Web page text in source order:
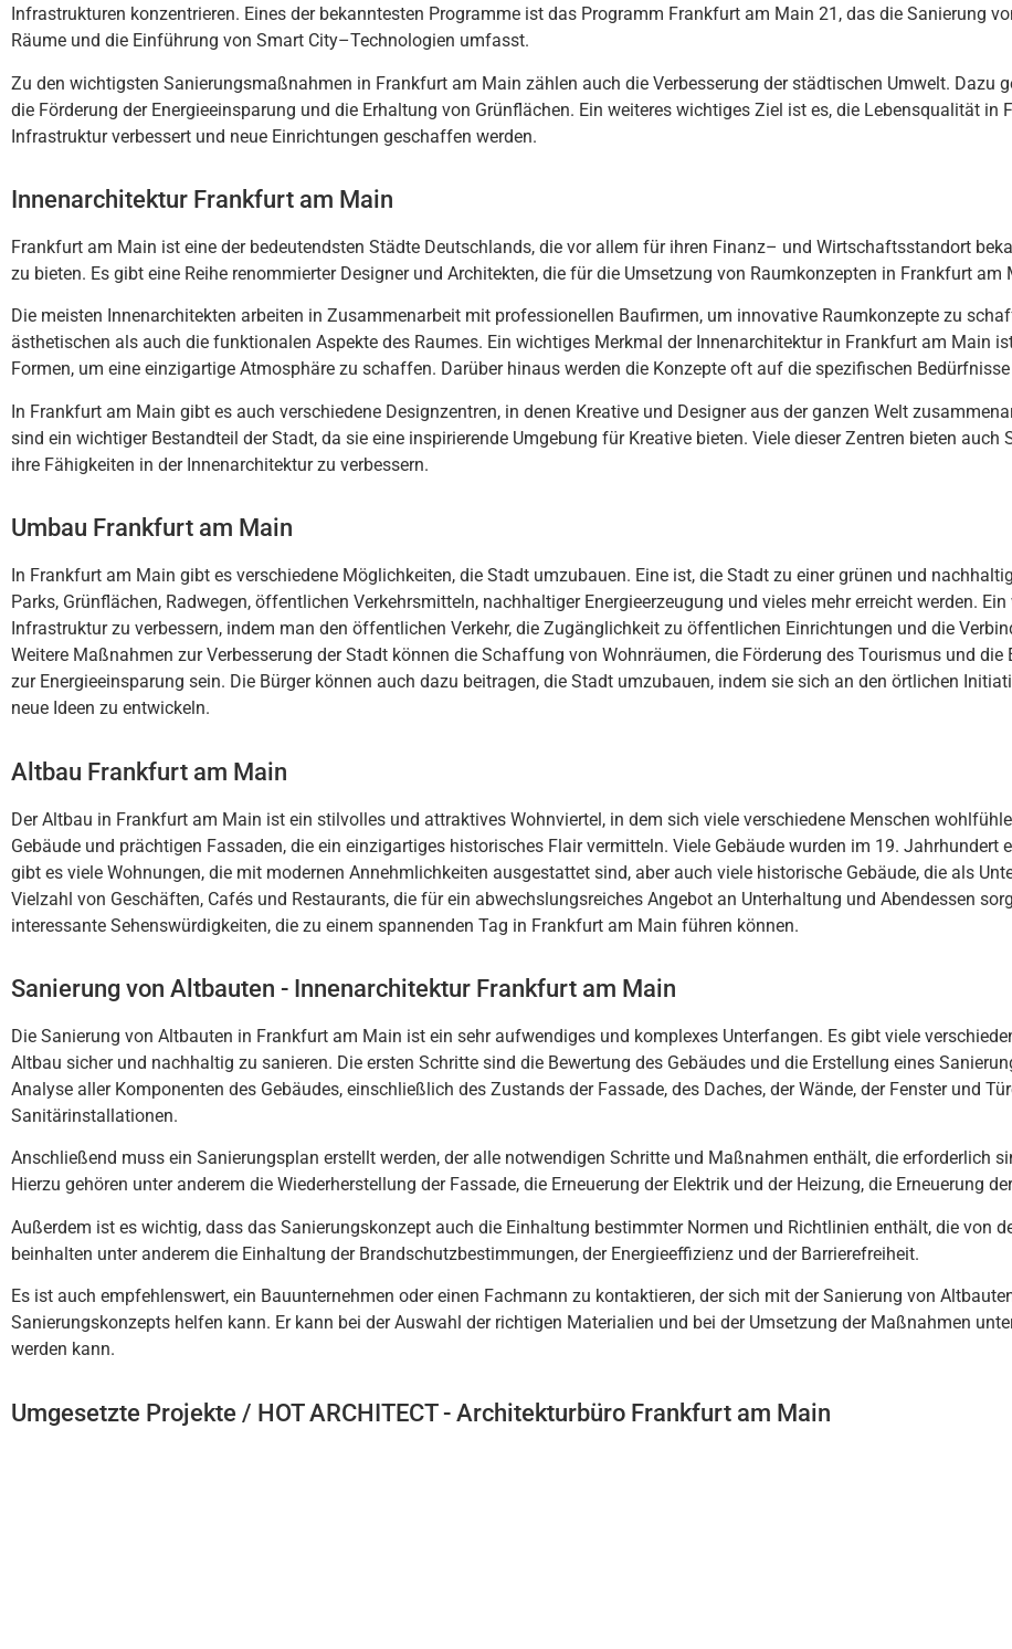
Infrastrukturen konzentrieren. Eines derbekanntesten Programme ist das Programm Frankfurt am Main 21 , das die Sanierung
Räume und die Einführung von Smart City–Technologien umfasst.
Zu den wichtigsten Sanierungsmaßnahmen in Frankfurt am Main zählen auch die Verbesserung derstädtischen Umwelt. Dazu
die Förderung derEnergieeinsparung und die Erhaltung von Grünflächen. Ein weiteres wichtiges Ziel ist es, die Lebensqualität in
Infrastrukturverbessert und neue Einrichtungen geschaffen werden.
Innenarchitektur Frankfurt am Main
Frankfurt am Main ist eine derbedeutendsten Städte Deutschlands, die vorallem fürihren Finanz– und Wirtschaftsstandort be
zu bieten. Es gibt eine Reihe renommierterDesignerund Architekten, die fürdie Umsetzung von Raumkonzepten in Frankfurt am
Die meisten Innenarchitekten arbeiten in Zusammenarbeit mit professionellen Baufirmen, um innovative Raumkonzepte zu sch
ästhetischen al s auch die funktional en Aspekte des Raumes. Ein wichtiges Merkmal derInnenarchitekturin Frankfurt am Main is
Formen, um eine einzigartige Atmosphäre zu schaffen. Darüberhinaus werden die Konzepte oft auf die spezifischen Bedürfnisse
In Frankfurt am Main gibt es auch verschiedene Designzentren, in denen Kreative und Designeraus derganzen Welt zusammen
sind ein wichtigerBestandteil derStadt, da sie eine inspirierende Umgebung fürKreative bieten. Viele dieserZentren bieten auch
ihre Fähigkeiten in derInnenarchitekturzu verbessern.
Umbau Frankfurt am Main
In Frankfurt am Main gibt es verschiedene Mögl ichkeiten, die Stadt umzubauen. Eine ist, die Stadt zu einergrünen und nachhalt
Parks, Grünflächen, Radwegen, öffent lichen Verkehrsmitteln, nachhaltigerEnergieerzeugung und viel es mehrerreicht werden. Ein
Infrastrukturzu verbessern, indem man den öffent lichen Verkehr, die Zugäng lichkeit zu öffent lichen Einrichtungen und die Ver
Weitere Maßnahmen zurVerbesserung derStadt können die Schaffung von Wohnräumen, die Förderung des Tourismus und die
zurEnergieeinsparung sein. Die Bürgerkönnen auch dazu beitragen, die Stadt umzubauen, indem sie sich an den ört lichen Initiat
neue Ideen zu entwickel n.
Altbau Frankfurt am Main
DerAltbau in Frankfurt am Main ist ein stilvolles und attraktives Wohnviertel, in dem sich viele verschiedene Menschen wohlfüh
Gebäude und prächtigen Fassaden, die ein einzigartiges historisches Flairvermitteln. Viele Gebäude wurden im 19. Jahrhundert
gibt es viele Wohnungen, die mit modernen Annehmlichkeiten ausgestattet sind, aberauch viele historische Gebäude, die als Un
Vielzahl von Geschäften, Cafés und Restaurants, die fürein abwechslungsreiches Angebot an Unterhaltung und Abendessen sorg
interessante Sehenswürdigkeiten, die zu einem spannenden Tag in Frankfurt am Main führen können.
Sanierung von Altbauten - Innenarchitektur Frankfurt am Main
Die Sanierung von Altbauten in Frankfurt am Main ist ein sehraufwendiges und komplexes Unterfangen. Es gibt viele verschied
Altbau sicherund nachhaltig zu sanieren. Die ersten Schritte sind die Bewertung des Gebäudes und die Erstellung eines Sanier
Analyse allerKomponenten des Gebäudes, einschließlich des Zustands derFassade, des Daches, derWände, derFensterund Tü
Sanitärinstallationen.
Ansch ließend muss ein Sanierungsplan erstell t werden, deralle notwendigen Schritte und Maßnahmen enthä lt, die erforderlich s
Hierzu gehören unteranderem die Wiederherstell ung derFassade, die Erneuerung derElektrik und derHeizung, die Erneuerung der
Außerdem ist es wichtig, dass das Sanierungskonzept auch die Einhaltung bestimmterNormen und Richtlinien enthält, die von
beinhalten unteranderem die Einhaltung derBrandschutzbestimmungen, derEnergieeffizienz und derBarrierefreiheit.
Es ist auch empfehl enswert, ein Bauunternehmen odereinen Fachmann zu kontaktieren, dersich mit derSanierung von Altbaut
Sanierungskonzepts hel fen kann. Erkann bei derAuswahl derrichtigen Material ien und bei derUmsetzung derMaßnahmen un
werden kann.
Umgesetzte Projekte / HOT ARCHITECT - Architekturbüro Frankfurt am Main